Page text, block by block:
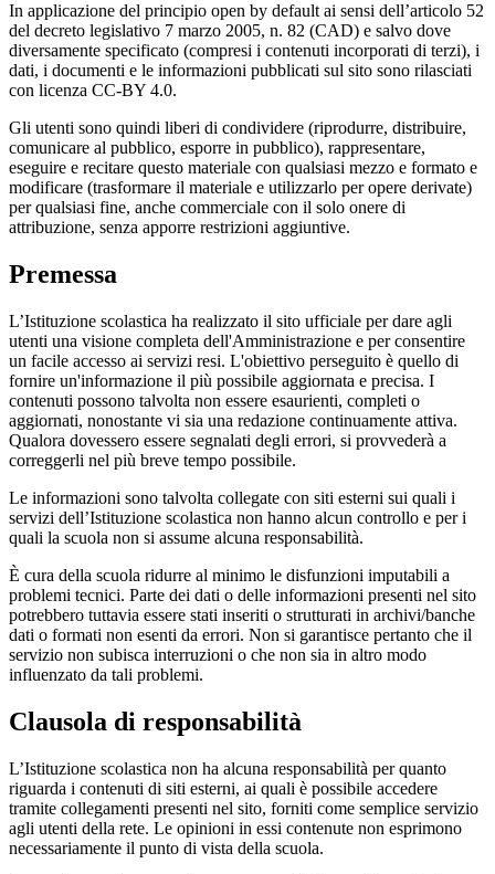
In applicazione del principio open by default ai sensi dell’articolo 52
del decreto legislativo 7 marzo 2005, n. 82 (CAD) e salvo dove
diversamente specificato (compresi i contenuti incorporati di terzi), i
dati, i documenti e le informazioni pubblicati sul sito sono rilasciati
con licenza CC-BY 4.0.
Gli utenti sono quindi liberi di condividere (riprodurre, distribuire,
comunicare al pubblico, esporre in pubblico), rappresentare,
eseguire e recitare questo materiale con qualsiasi mezzo e formato e
modificare (trasformare il materiale e utilizzarlo per opere derivate)
per qualsiasi fine, anche commerciale con il solo onere di
attribuzione, senza apporre restrizioni aggiuntive.
Premessa
L’Istituzione scolastica ha realizzato il sito ufficiale per dare agli
utenti una visione completa dell'Amministrazione e per consentire
un facile accesso ai servizi resi. L'obiettivo perseguito è quello di
fornire un'informazione il più possibile aggiornata e precisa. I
contenuti possono talvolta non essere esaurienti, completi o
aggiornati, nonostante vi sia una redazione continuamente attiva.
Qualora dovessero essere segnalati degli errori, si provvederà a
correggerli nel più breve tempo possibile.
Le informazioni sono talvolta collegate con siti esterni sui quali i
servizi dell’Istituzione scolastica non hanno alcun controllo e per i
quali la scuola non si assume alcuna responsabilità.
È cura della scuola ridurre al minimo le disfunzioni imputabili a
problemi tecnici. Parte dei dati o delle informazioni presenti nel sito
potrebbero tuttavia essere stati inseriti o strutturati in archivi/banche
dati o formati non esenti da errori. Non si garantisce pertanto che il
servizio non subisca interruzioni o che non sia in altro modo
influenzato da tali problemi.
Clausola di responsabilità
L’Istituzione scolastica non ha alcuna responsabilità per quanto
riguarda i contenuti di siti esterni, ai quali è possibile accedere
tramite collegamenti presenti nel sito, forniti come semplice servizio
agli utenti della rete. Le opinioni in essi contenute non esprimono
necessariamente il punto di vista della scuola.